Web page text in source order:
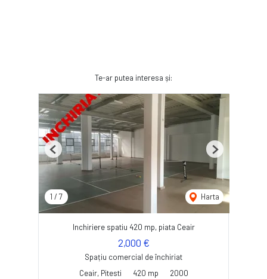
Te-ar putea interesa și:
1 / 7 Harta
Previous Next
Inchiriere spatiu 420 mp, piata Ceair
2,000 €
Spațiu comercial de închiriat
Ceair, Pitesti
420 mp 2000